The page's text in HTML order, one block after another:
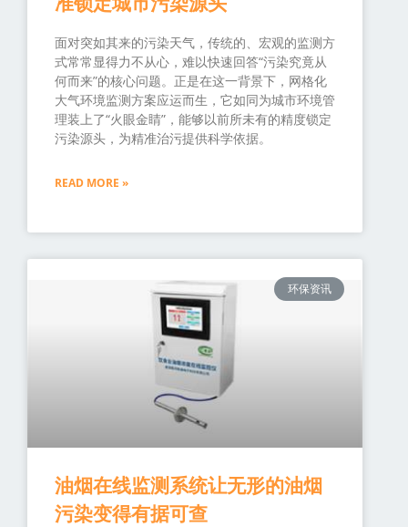
面对突如其来的污染天气，传统的、宏观的监测方
式常常显得力不从心，难以快速回答“污染究竟从
何而来”的核心问题。正是在这一背景下，网格化
大气环境监测方案应运而生，它如同为城市环境管
理装上了“火眼金睛”，能够以前所未有的精度锁定
污染源头，为精准治污提供科学依据。
READ MORE »
环保资讯
油烟在线监测系统让无形的油烟
污染变得有据可查